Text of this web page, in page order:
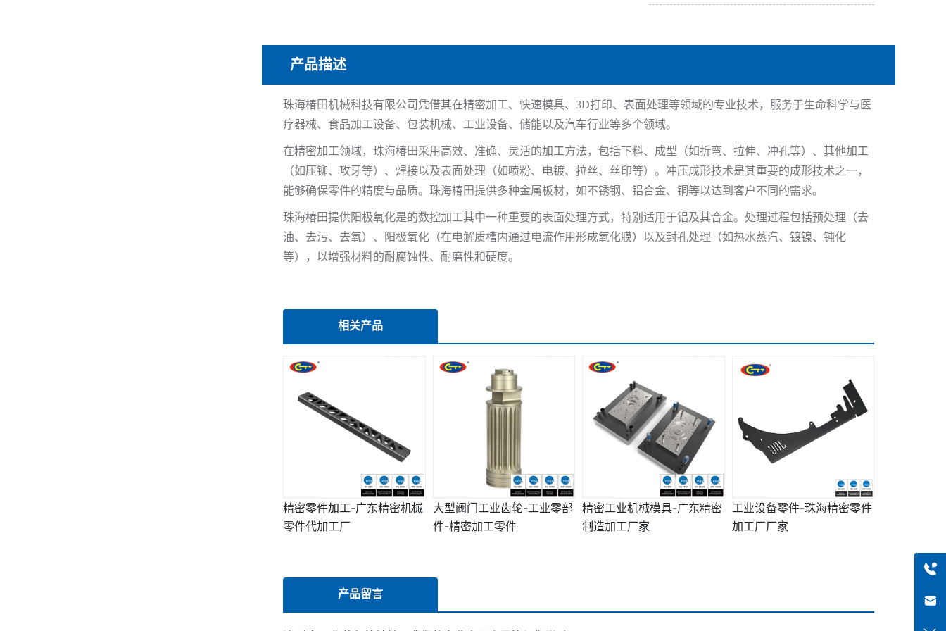
产品描述
珠海椿田机械科技有限公司凭借其在精密加工、快速模具、3D打印、表面处理等领域的专业技术，服务于生命科学与医
疗器械、食品加工设备、包装机械、工业设备、储能以及汽车行业等多个领域。
在精密加工领域，珠海椿田采用高效、准确、灵活的加工方法，包括下料、成型（如折弯、拉伸、冲孔等）、其他加工
（如压铆、攻牙等）、焊接以及表面处理（如喷粉、电镀、拉丝、丝印等）。冲压成形技术是其重要的成形技术之一，
能够确保零件的精度与品质。珠海椿田提供多种金属板材，如不锈钢、铝合金、铜等以达到客户不同的需求。
珠海椿田提供阳极氧化是的数控加工其中一种重要的表面处理方式，特别适用于铝及其合金。处理过程包括预处理（去
油、去污、去氧）、阳极氧化（在电解质槽内通过电流作用形成氧化膜）以及封孔处理（如热水蒸汽、镀镍、钝化
等），以增强材料的耐腐蚀性、耐磨性和硬度。
相关产品
精密零件加工-广东精密机械
零件代加工厂
大型阀门工业齿轮-工业零部
件-精密加工零件
精密工业机械模具-广东精密
制造加工厂家
工业设备零件-珠海精密零件
加工厂厂家
产品留言
haiqi.liang@chuntian-ctt.com